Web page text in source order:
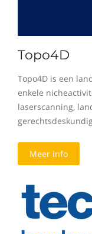
Topo4D
Topo4D is een
enkele
laserscanning,
Meer info